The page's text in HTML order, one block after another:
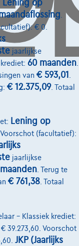
Lening op
€ 0.
jaarlijkse
60 maanden
van € 593,01
€ 12.375,09. Totaal
Lening op
(facultatief):
jaarlijkse
. Terug te
€ 761,38. Totaal
– Klassiek krediet:
39.273,60. Voorschot
JKP (Jaarlijks